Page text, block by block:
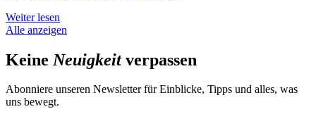
Weiter lesen
Alle anzeigen
Keine Neuigkeitverpassen
Abonniere unseren Newsletter für Einblicke, Tipps und alles, was
uns bewegt.